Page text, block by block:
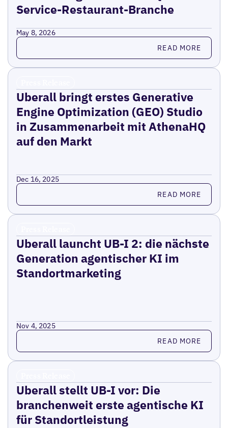
Service-Restaurant-Branche
May 8, 2026
Read more READ MORE
Uberall bringt erstes Generative
Engine Optimization (GEO) Studio
in Zusammenarbeit mit AthenaHQ
auf den Markt
Dec 16, 2025
Read more READ MORE
Uberall launcht UB-I 2: die nächste
Generation agentischer KI im
Standortmarketing
Nov 4, 2025
Read more READ MORE
Uberall stellt UB-I vor: Die
branchenweit erste agentische KI
für Standortleistung